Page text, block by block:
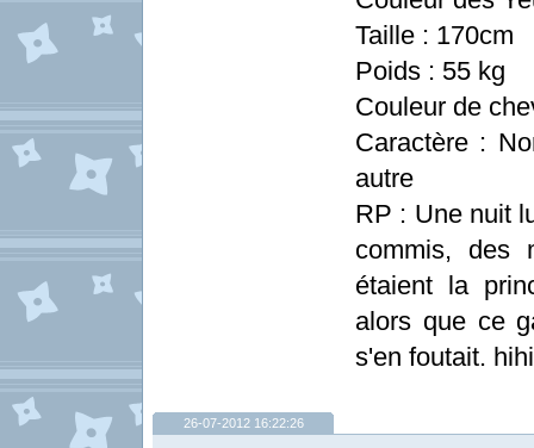
Taille : 170cm
Poids : 55 kg
Couleur de
Caractère :
autre
RP : Une nuit
commis, des
étaient la
alors que ce
s'en foutait. hihi
26-07-2012 16:22:26